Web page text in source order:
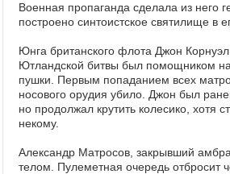
Военная пропаганда сделала из него
построено синтоистское святилище в
Юнга британского флота Джон
Ютландской битвы был помощником
пушки. Первым попаданием всех
носового орудия убило. Джон был
но продолжал крутить колесико, хотя
некому.
Александр Матросов, закрывший
телом. Пулеметная очередь отбросит